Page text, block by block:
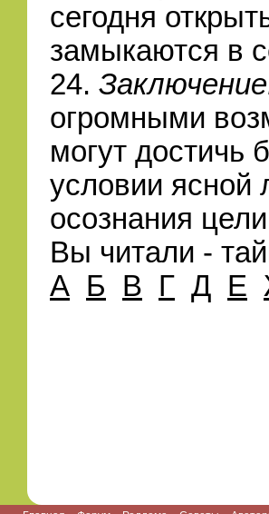
сегодня
замыкаются в
24.
огромными
могут достичь
условии ясной
осознания
Вы читали -
А Б В Г Д Е